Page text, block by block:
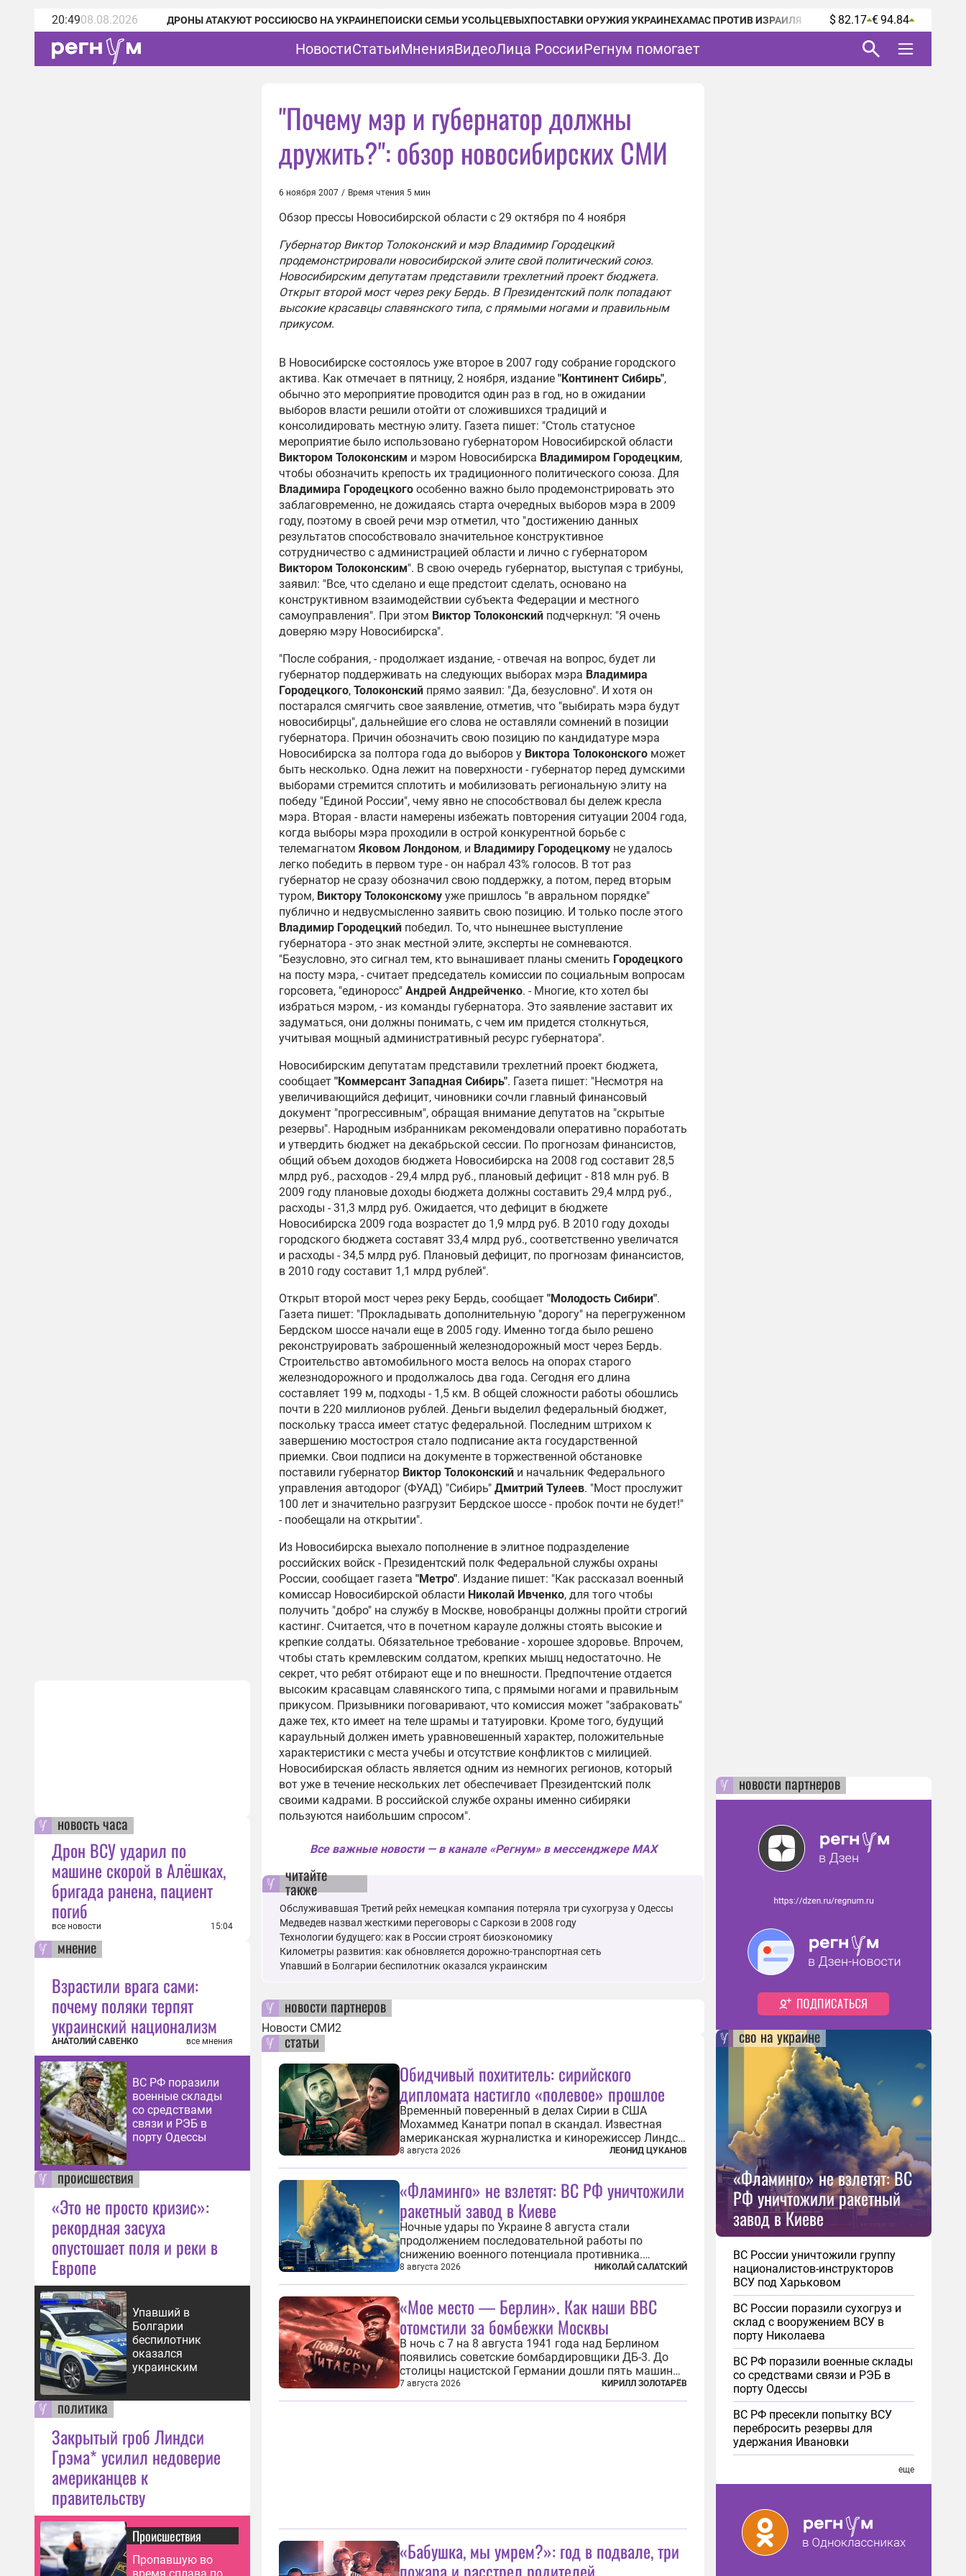
20:4908.08.2026 ДРОНЫ АТАКУЮТ РОССИЮСВО НА УКРАИНЕПОИСКИ СЕМЬИ УСОЛЬЦЕВЫХПОСТАВКИ ОРУЖИЯ УКРАИНЕХАМАС ПРОТИВ ИЗРАИЛЯ $ 82.17 € 94.84
НовостиСтатьиМненияВидеоЛица РоссииРегнум помогает
новость часа
Дрон ВСУ ударил по
машине скорой в Алёшках,
бригада ранена, пациент
погиб
все новости 15:04
мнение
Взрастили врага сами:
почему поляки терпят
украинский национализм
АНАТОЛИЙ САВЕНКО все мнения
ВС РФ поразили
военные склады
со средствами
связи и РЭБ в
порту Одессы
происшествия
«Это не просто кризис»:
рекордная засуха
опустошает поля и реки в
Европе
Упавший в
Болгарии
беспилотник
оказался
украинским
политика
Закрытый гроб Линдси
Грэма* усилил недоверие
американцев к
правительству
Происшествия
Пропавшую во
"Почему мэр и губернатор должны
дружить?": обзор новосибирских СМИ
6 ноября 2007 / Время чтения 5 мин
Обзор прессы Новосибирской области с 29 октября по 4 ноября
Губернатор Виктор Толоконскийи мэр Владимир Городецкий
продемонстрировали новосибирской элите свой политический союз.
Новосибирским депутатам представили трехлетний проект бюджета.
Открыт второй мост через реку Бердь. В Президентский полк попадают
высокие красавцы славянского типа, с прямыми ногами и правильным
прикусом.
В Новосибирске состоялось уже второе в 2007 году собрание городского
актива. Как отмечает в пятницу, 2 ноября, издание "Континент Сибирь",
обычно это мероприятие проводится один раз в год, но в ожидании
выборов власти решили отойти от сложившихся традиций и
консолидировать местную элиту. Газета пишет: "Столь статусное
мероприятие было использовано губернатором Новосибирской области
Виктором Толоконским и мэром Новосибирска Владимиром Городецким,
чтобы обозначить крепость их традиционного политического союза. Для
Владимира Городецкого особенно важно было продемонстрировать это
заблаговременно, не дожидаясь старта очередных выборов мэра в 2009
году, поэтому в своей речи мэр отметил, что "достижению данных
результатов способствовало значительное конструктивное
сотрудничество с администрацией области и лично с губернатором
Виктором Толоконским". В свою очередь губернатор, выступая с трибуны,
заявил: "Все, что сделано и еще предстоит сделать, основано на
конструктивном взаимодействии субъекта Федерации и местного
самоуправления". При этом Виктор Толоконский подчеркнул: "Я очень
доверяю мэру Новосибирска".
"После собрания, - продолжает издание, - отвечая на вопрос, будет ли
губернатор поддерживать на следующих выборах мэра Владимира
Городецкого, Толоконский прямо заявил: "Да, безусловно". И хотя он
постарался смягчить свое заявление, отметив, что "выбирать мэра будут
новосибирцы", дальнейшие его слова не оставляли сомнений в позиции
губернатора. Причин обозначить свою позицию по кандидатуре мэра
Новосибирска за полтора года до выборов у Виктора Толоконского может
быть несколько. Одна лежит на поверхности - губернатор перед думскими
выборами стремится сплотить и мобилизовать региональную элиту на
победу "Единой России", чему явно не способствовал бы дележ кресла
мэра. Вторая - власти намерены избежать повторения ситуации 2004 года,
когда выборы мэра проходили в острой конкурентной борьбе с
телемагнатом Яковом Лондоном, и Владимиру Городецкому не удалось
легко победить в первом туре - он набрал 43% голосов. В тот раз
губернатор не сразу обозначил свою поддержку, а потом, перед вторым
туром, Виктору Толоконскому уже пришлось "в авральном порядке"
публично и недвусмысленно заявить свою позицию. И только после этого
Владимир Городецкий победил. То, что нынешнее выступление
губернатора - это знак местной элите, эксперты не сомневаются.
"Безусловно, это сигнал тем, кто вынашивает планы сменить Городецкого
на посту мэра, - считает председатель комиссии по социальным вопросам
горсовета, "единоросс" Андрей Андрейченко. - Многие, кто хотел бы
избраться мэром, - из команды губернатора. Это заявление заставит их
задуматься, они должны понимать, с чем им придется столкнуться,
учитывая мощный административный ресурс губернатора".
Новосибирским депутатам представили трехлетний проект бюджета,
сообщает "Коммерсант Западная Сибирь". Газета пишет: "Несмотря на
увеличивающийся дефицит, чиновники сочли главный финансовый
документ "прогрессивным", обращая внимание депутатов на "скрытые
резервы". Народным избранникам рекомендовали оперативно поработать
и утвердить бюджет на декабрьской сессии. По прогнозам финансистов,
общий объем доходов бюджета Новосибирска на 2008 год составит 28,5
млрд руб., расходов - 29,4 млрд руб., плановый дефицит - 818 млн руб. В
2009 году плановые доходы бюджета должны составить 29,4 млрд руб.,
расходы - 31,3 млрд руб. Ожидается, что дефицит в бюджете
Новосибирска 2009 года возрастет до 1,9 млрд руб. В 2010 году доходы
городского бюджета составят 33,4 млрд руб., соответственно увеличатся
и расходы - 34,5 млрд руб. Плановый дефицит, по прогнозам финансистов,
в 2010 году составит 1,1 млрд рублей".
Открыт второй мост через реку Бердь, сообщает "Молодость Сибири".
Газета пишет: "Прокладывать дополнительную "дорогу" на перегруженном
Бердском шоссе начали еще в 2005 году. Именно тогда было решено
реконструировать заброшенный железнодорожный мост через Бердь.
Строительство автомобильного моста велось на опорах старого
железнодорожного и продолжалось два года. Сегодня его длина
составляет 199 м, подходы - 1,5 км. В общей сложности работы обошлись
почти в 220 миллионов рублей. Деньги выделил федеральный бюджет,
поскольку трасса имеет статус федеральной. Последним штрихом к
завершению мостостроя стало подписание акта государственной
приемки. Свои подписи на документе в торжественной обстановке
поставили губернатор Виктор Толоконский и начальник Федерального
управления автодорог (ФУАД) "Сибирь" Дмитрий Тулеев. "Мост прослужит
100 лет и значительно разгрузит Бердское шоссе - пробок почти не будет!"
- пообещали на открытии".
Из Новосибирска выехало пополнение в элитное подразделение
российских войск - Президентский полк Федеральной службы охраны
России, сообщает газета "Метро". Издание пишет: "Как рассказал военный
комиссар Новосибирской области Николай Ивченко, для того чтобы
получить "добро" на службу в Москве, новобранцы должны пройти строгий
кастинг. Считается, что в почетном карауле должны стоять высокие и
крепкие солдаты. Обязательное требование - хорошее здоровье. Впрочем,
чтобы стать кремлевским солдатом, крепких мышц недостаточно. Не
секрет, что ребят отбирают еще и по внешности. Предпочтение отдается
высоким красавцам славянского типа, с прямыми ногами и правильным
прикусом. Призывники поговаривают, что комиссия может "забраковать"
даже тех, кто имеет на теле шрамы и татуировки. Кроме того, будущий
караульный должен иметь уравновешенный характер, положительные
характеристики с места учебы и отсутствие конфликтов с милицией.
Новосибирская область является одним из немногих регионов, который
вот уже в течение нескольких лет обеспечивает Президентский полк
своими кадрами. В российской службе охраны именно сибиряки
пользуются наибольшим спросом".
Все важные новости — в канале «Регнум» в мессенджере MAX
читайте
также
Обслуживавшая Третий рейх немецкая компания потеряла три сухогруза у Одессы
Медведев назвал жесткими переговоры с Саркози в 2008 году
Технологии будущего: как в России строят биоэкономику
Километры развития: как обновляется дорожно-транспортная сеть
Упавший в Болгарии беспилотник оказался украинским
новости партнеров
Новости СМИ2
статьи
Обидчивый похититель: сирийского
дипломата настигло «полевое» прошлое
Временный поверенный в делах Сирии в США
Мохаммед Канатри попал в скандал. Известная
американская журналистка и кинорежиссер Линдси
Снелл неожиданно узнала в нем одного из бандитов,
похитивших ее в сирийском Алеппо в 2016 году.
Журналистка убеждена, что Канатри, в то время
известный под подпольным...
8 августа 2026 ЛЕОНИД ЦУКАНОВ
«Фламинго» не взлетят: ВС РФ уничтожили
ракетный завод в Киеве
Ночные удары по Украине 8 августа стали
продолжением последовательной работы по
снижению военного потенциала противника.
Поражены предприятие по производству крылатых
ракет, крупный склад топлива и два сухогруза с
по объектам в ряде городов. В Киеве...
8 августа 2026 НИКОЛАЙ САЛАТСКИЙ
«Мое место — Берлин». Как наши ВВС
отомстили за бомбежки Москвы
В ночь с 7 на 8 августа 1941 года над Берлином
появились советские бомбардировщики ДБ-3. До
столицы нацистской Германии дошли пять машин
морской авиации Балтийского флота. Они сбросили
бомбы на город, который в тот момент жил в
7 августа 2026 КИРИЛЛ ЗОЛОТАРЁВ
«Бабушка, мы умрем?»: год в подвале, три
новости партнеров
сво на украине
«Фламинго» не взлетят: ВС
РФ уничтожили ракетный
завод в Киеве
ВС России уничтожили группу
националистов-инструкторов
ВСУ под Харьковом
ВС России поразили сухогруз и
склад с вооружением ВСУ в
порту Николаева
ВС РФ поразили военные склады
со средствами связи и РЭБ в
порту Одессы
ВС РФ пресекли попытку ВСУ
перебросить резервы для
удержания Ивановки
еще